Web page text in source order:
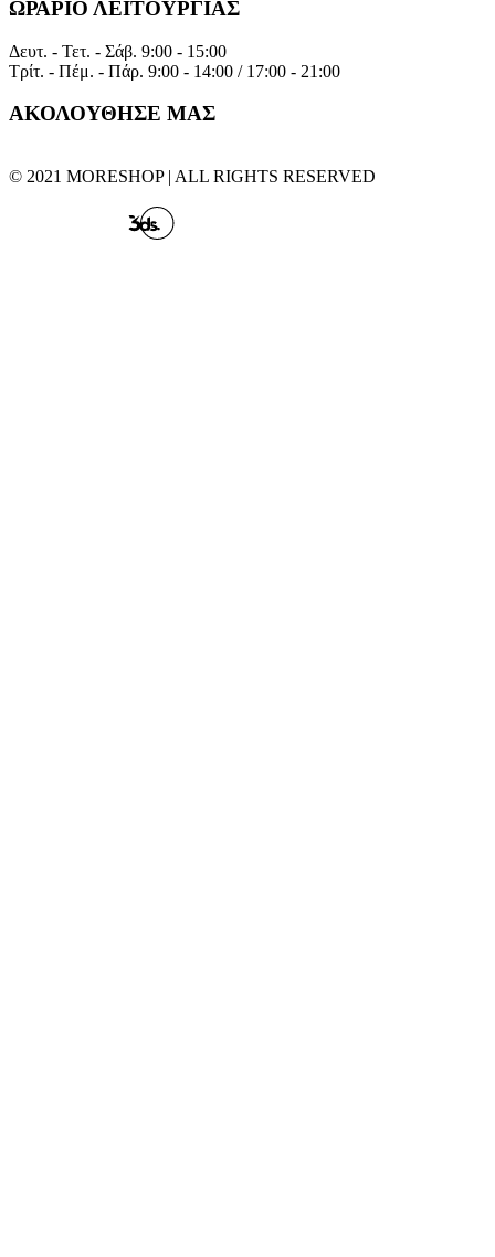
ΩΡΑΡΙΟ ΛΕΙΤΟΥΡΓΙΑΣ
Δευτ. - Τετ. - Σάβ. 9:00 - 15:00
Τρίτ. - Πέμ. - Πάρ. 9:00 - 14:00 / 17:00 - 21:00
ΑΚΟΛΟΥΘΗΣΕ ΜΑΣ
© 2021 MORESHOP | ALL RIGHTS RESERVED